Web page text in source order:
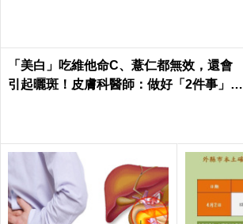
「美白」吃維他命C、薏仁都無效，還會
引起曬斑！皮膚科醫師：做好「2件事」最